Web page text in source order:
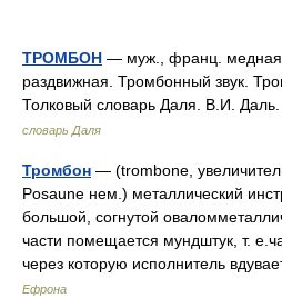
ТРОМБОН — муж., франц. медная
раздвижная. Тромбонный звук.
Толковый словарь Даля. В.И.
словарь Даля
Тромбон — (trombone,
Posaune нем.) металлический
большой, согнутой
части помещается мундштук, т.
через которую исполнитель
Ефрона